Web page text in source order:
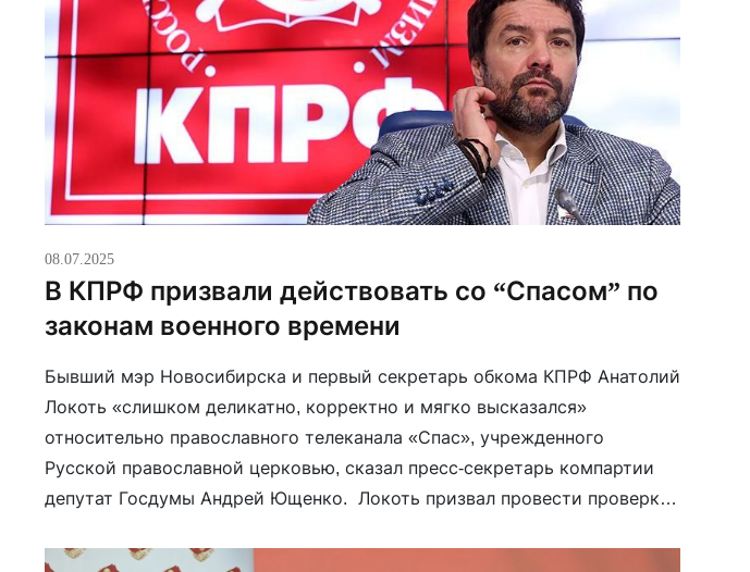
08.07.2025
В КПРФ призвали действовать со “Спасом” по
законам военного времени
Бывший мэр Новосибирска и первый секретарь обкома КПРФ Анатолий
Локоть «слишком деликатно, корректно и мягко высказался»
относительно православного телеканала «Спас», учрежденного
Русской православной церковью, сказал пресс-секретарь компартии
депутат Госдумы Андрей Ющенко. Локоть призвал провести проверку
«Спасе» «киномерзости» «Мумия» о Владимире Ленине. Ющенко